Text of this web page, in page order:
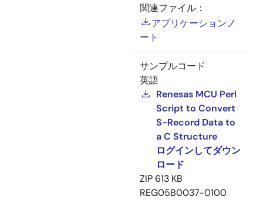
関連ファイル：
アプリケーションノ
ート
サンプルコード
英語
Renesas MCU Perl
Script to Convert
S-Record Data to
a C Structure
ログインしてダウン
ロード
ZIP 613 KB
REG05B0037-0100